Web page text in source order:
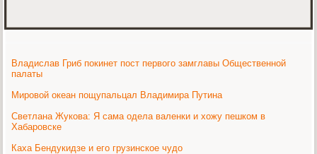
Владислав Гриб покинет пост первого замглавы Общественной
палаты
Мировой океан пощупальцал Владимира Путина
Светлана Жукова: Я сама одела валенки и хожу пешком в
Хабаровске
Каха Бендукидзе и его грузинское чудо